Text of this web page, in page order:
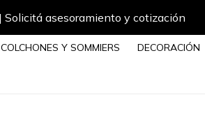
Solicitá asesoramiento y cotización
COLCHONES Y SOMMIERS DECORACIÓN